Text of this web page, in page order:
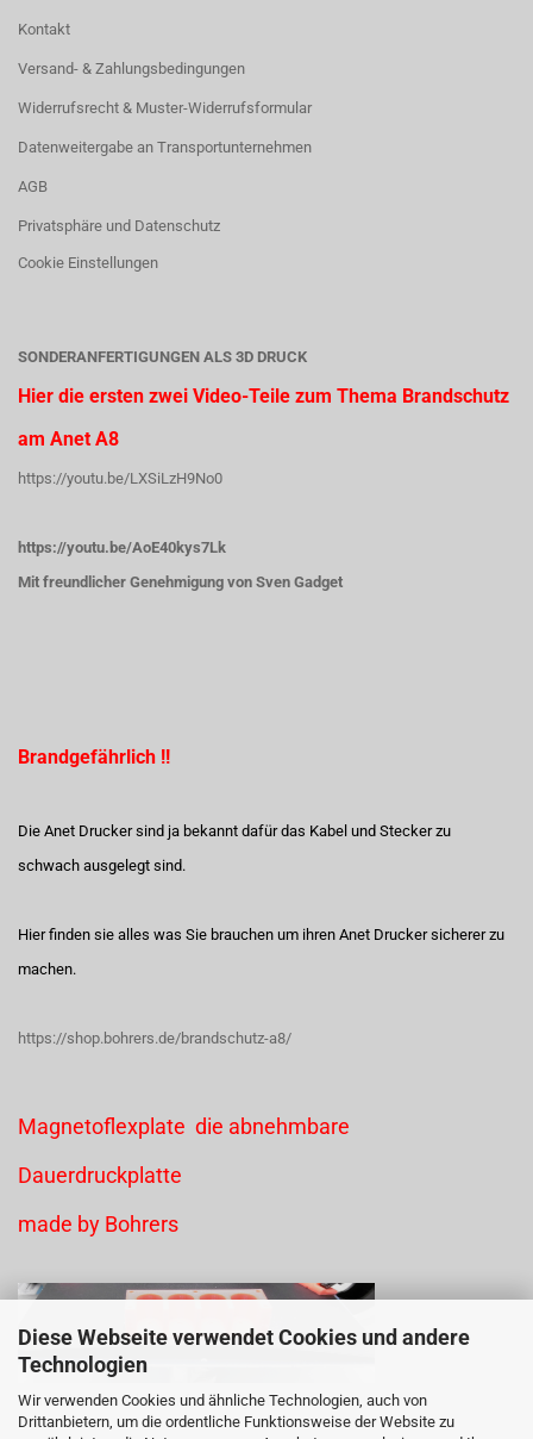
Diese Webseite verwendet Cookies und andere
Technologien
Wir verwenden Cookies und ähnliche Technologien, auch von
Drittanbietern, um die ordentliche Funktionsweise der Website zu
Kontakt
Versand- & Zahlungsbedingungen
Widerrufsrecht & Muster-Widerrufsformular
Datenweitergabe an Transportunternehmen
AGB
Privatsphäre und Datenschutz
Cookie Einstellungen
SONDERANFERTIGUNGEN ALS 3D DRUCK
Hier die ersten zwei Video-Teile zum Thema Brandschutz
am Anet A8
https://youtu.be/LXSiLzH9No0
https://youtu.be/AoE40kys7Lk
Mit freundlicher Genehmigung von Sven Gadget
Brandgefährlich !!
Die Anet Drucker sind ja bekannt dafür das Kabel und Stecker zu
schwach ausgelegt sind.
Hier finden sie alles was Sie brauchen um ihren Anet Drucker sicherer zu
machen.
https://shop.bohrers.de/brandschutz-a8/
Magnetoflexplate die abnehmbare
Dauerdruckplatte
made by Bohrers
Keine Klammern, hält einfach magnetisch